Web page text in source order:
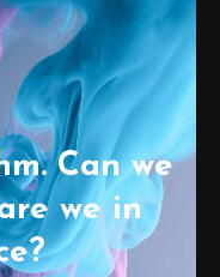
Can we
we in